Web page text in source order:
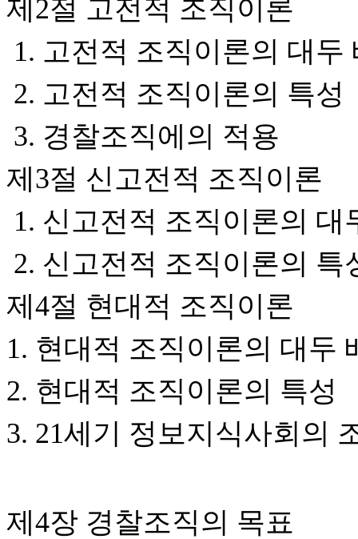
제2절 고전적 조직이론
1. 고전적 조직이론의 대
2. 고전적 조직이론의 특성
3. 경찰조직에의 적용
제3절 신고전적 조직이론
1. 신고전적 조직이론의
2. 신고전적 조직이론의
제4절 현대적 조직이론
1. 현대적 조직이론의 대두
2. 현대적 조직이론의 특성
3. 21세기 정보지식사회의
제4장 경찰조직의 목표